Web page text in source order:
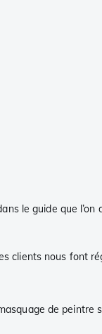
le guide que
clients nous font
de